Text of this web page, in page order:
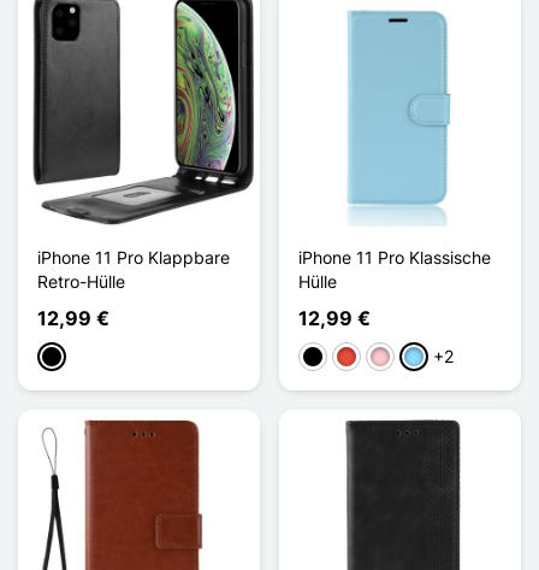
iPhone 11 Pro Klappbare
Retro-Hülle
12,99 €
Schwarz
iPhone 11 Pro Klassische
Hülle
12,99 €
Schwarz
Rot PinkHellblau
+2